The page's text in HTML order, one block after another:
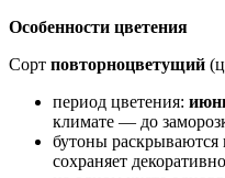
Особенности цветения
Сорт повторноцветущий
период цветения:
климате — до
бутоны
сохраняет